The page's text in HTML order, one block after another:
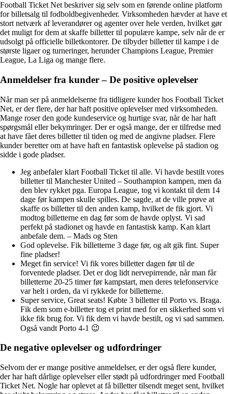
Football Ticket Net beskriver sig selv som en førende online platform
for billetsalg til fodboldbegivenheder. Virksomheden hævder at have et
stort netværk af leverandører og agenter over hele verden, hvilket gør
det muligt for dem at skaffe billetter til populære kampe, selv når de er
udsolgt på officielle billetkontorer. De tilbyder billetter til kampe i de
største ligaer og turneringer, herunder Champions League, Premier
League, La Liga og mange flere.
Anmeldelser fra kunder – De positive oplevelser
Når man ser på anmeldelserne fra tidligere kunder hos Football Ticket
Net, er der flere, der har haft positive oplevelser med virksomheden.
Mange roser den gode kundeservice og hurtige svar, når de har haft
spørgsmål eller bekymringer. Der er også mange, der er tilfredse med
at have fået deres billetter til tiden og med de angivne pladser. Flere
kunder beretter om at have haft en fantastisk oplevelse på stadion og
sidde i gode pladser.
Jeg anbefaler klart Football Ticket til alle. Vi havde bestilt vores
billetter til Manchester United – Southampton kampen, men da
den blev rykket pga. Europa League, tog vi kontakt til dem 14
dage før kampen skulle spilles. De sagde, at de ville prøve at
skaffe os billetter til den anden kamp, hvilket de fik gjort. Vi
modtog billetterne en dag før som de havde oplyst. Vi sad
perfekt på stadionet og havde en fantastisk kamp. Kan klart
anbefale dem. – Mads og Sten
God oplevelse. Fik billetterne 3 dage før, og alt gik fint. Super
fine pladser!
Meget fin service! Vi fik vores billetter dagen før til de
forventede pladser. Det er dog lidt nervepirrende, når man får
billetterne 20-25 timer før kampstart, men deres telefonservice
var helt i orden, da vi rykkede for billetterne.
Super service, Great seats! Købte 3 billetter til Porto vs. Braga.
Fik dem som e-billetter tog et print med for en sikkerhed som vi
ikke fik brug for. Vi fik dem vi havde bestilt, og vi sad sammen.
Også vandt Porto 4-1 😉
De negative oplevelser og udfordringer
Selvom der er mange positive anmeldelser, er der også flere kunder,
der har haft dårlige oplevelser eller stødt på udfordringer med Football
Ticket Net. Nogle har oplevet at få billetter tilsendt meget sent, hvilket